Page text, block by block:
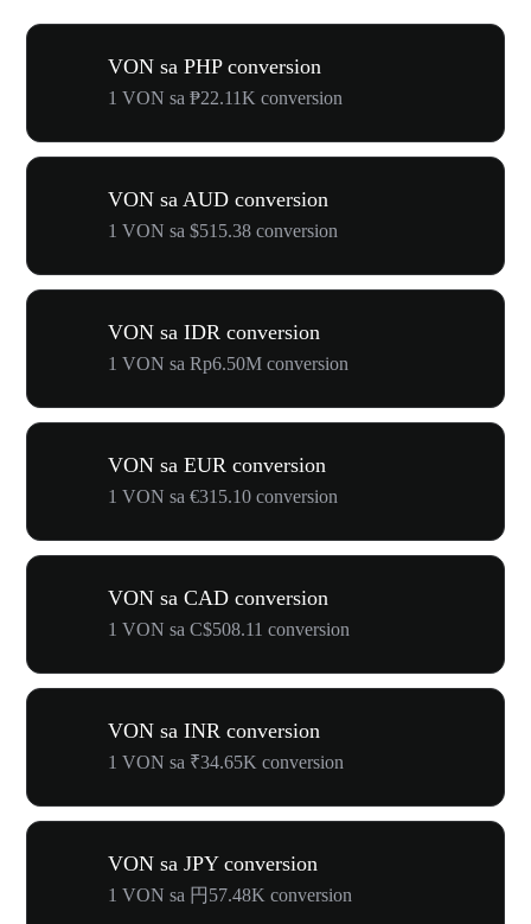
VON sa PHP conversion
1 VON sa ₱22.11K conversion
VON sa AUD conversion
1 VON sa $515.38 conversion
VON sa IDR conversion
1 VON sa Rp6.50M conversion
VON sa EUR conversion
1 VON sa €315.10 conversion
VON sa CAD conversion
1 VON sa C$508.11 conversion
VON sa INR conversion
1 VON sa ₹34.65K conversion
VON sa JPY conversion
1 VON sa 円57.48K conversion